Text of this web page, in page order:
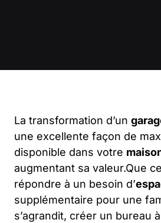
La transformation d’un
une excellente façon de
disponible dans votre
augmentant sa valeur.Que
répondre à un besoin d’
supplémentaire pour une
s’agrandit, créer un bureau